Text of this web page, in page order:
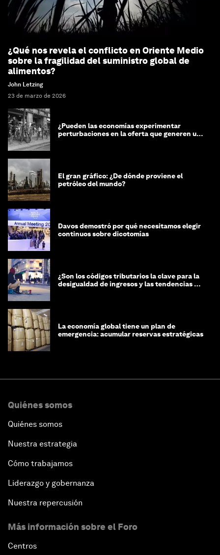
¿Qué nos revela el conflicto en Oriente Medio
sobre la fragilidad del suministro global de
alimentos?
John Letzing
23 de marzo de 2026
¿Pueden las economías experimentar
perturbaciones en la oferta que generen un
El gran gráfico: ¿De dónde proviene el
petróleo del mundo?
Davos demostró por qué necesitamos elegir
continuos sobre dicotomías
¿Son los códigos tributarios la clave para la
desigualdad de ingresos y las tendencias de
La economía global tiene un plan de
emergencia: acumular reservas estratégicas
Quiénes somos
Quiénes somos
Nuestra estrategia
Cómo trabajamos
Liderazgo y gobernanza
Nuestra repercusión
Más información sobre el Foro
Centros